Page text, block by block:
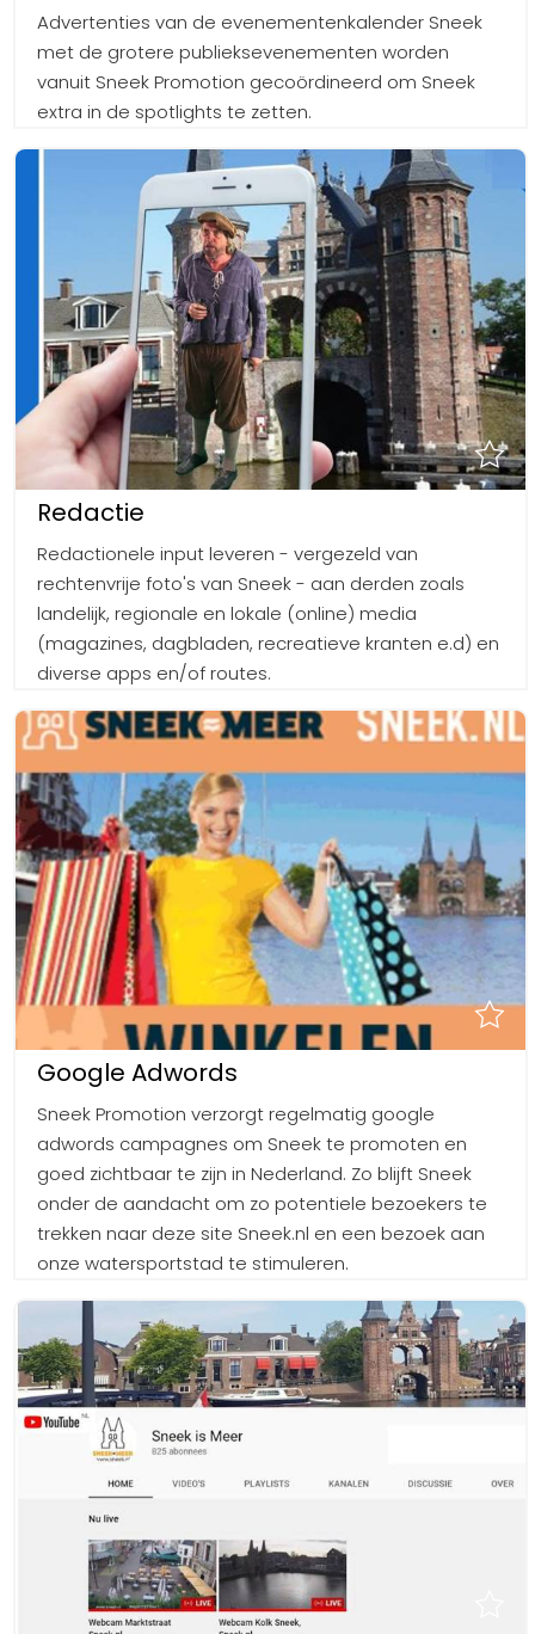
Advertenties van de evenementenkalender Sneek
met de grotere publieksevenementen worden
vanuit Sneek Promotion gecoördineerd om Sneek
extra in de spotlights te zetten.
Redactie
Redactionele input leveren - vergezeld van
rechtenvrije foto's van Sneek - aan derden zoals
landelijk, regionale en lokale (online) media
(magazines, dagbladen, recreatieve kranten e.d) en
diverse apps en/of routes.
Google Adwords
Sneek Promotion verzorgt regelmatig google
adwords campagnes om Sneek te promoten en
goed zichtbaar te zijn in Nederland. Zo blijft Sneek
onder de aandacht om zo potentiele bezoekers te
trekken naar deze site Sneek.nl en een bezoek aan
onze watersportstad te stimuleren.